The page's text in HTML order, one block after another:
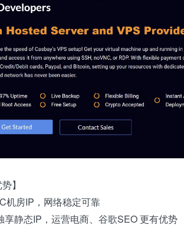
】
机房IP，网络稳定可靠
享静态IP，运营电商、谷歌SEO 更有优势